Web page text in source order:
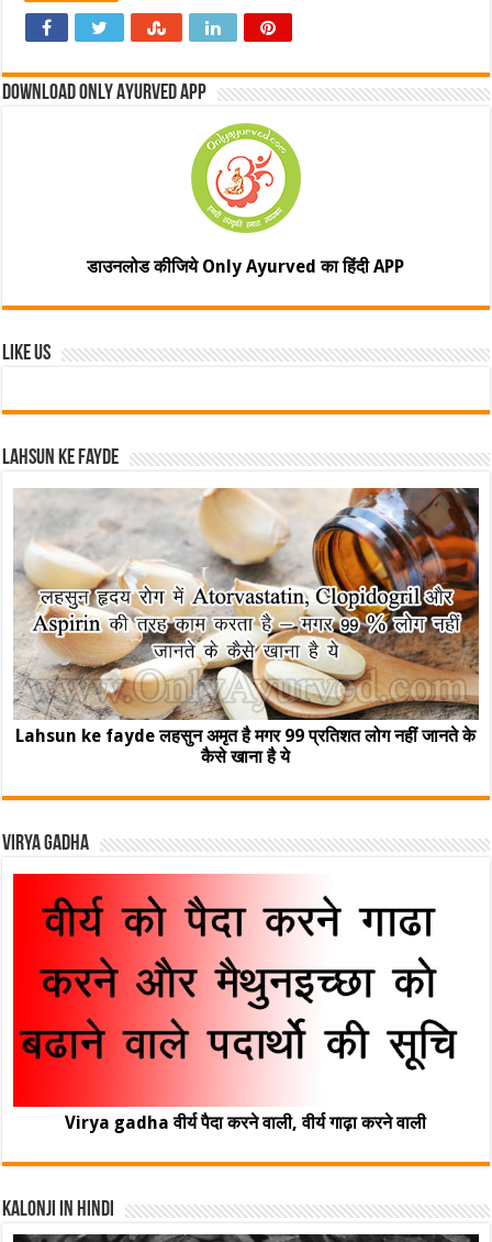
Download Only Ayurved App
डाउनलोड कीजिये Only Ayurved का हिंदी APP
Like Us
Lahsun ke fayde
Lahsun ke fayde लहसुन अमृत है मगर 99 प्रतिशत लोग नहीं जानते के
कैसे खाना है ये
Virya Gadha
Virya gadha वीर्य पैदा करने वाली, वीर्य गाढ़ा करने वाली
Kalonji In Hindi